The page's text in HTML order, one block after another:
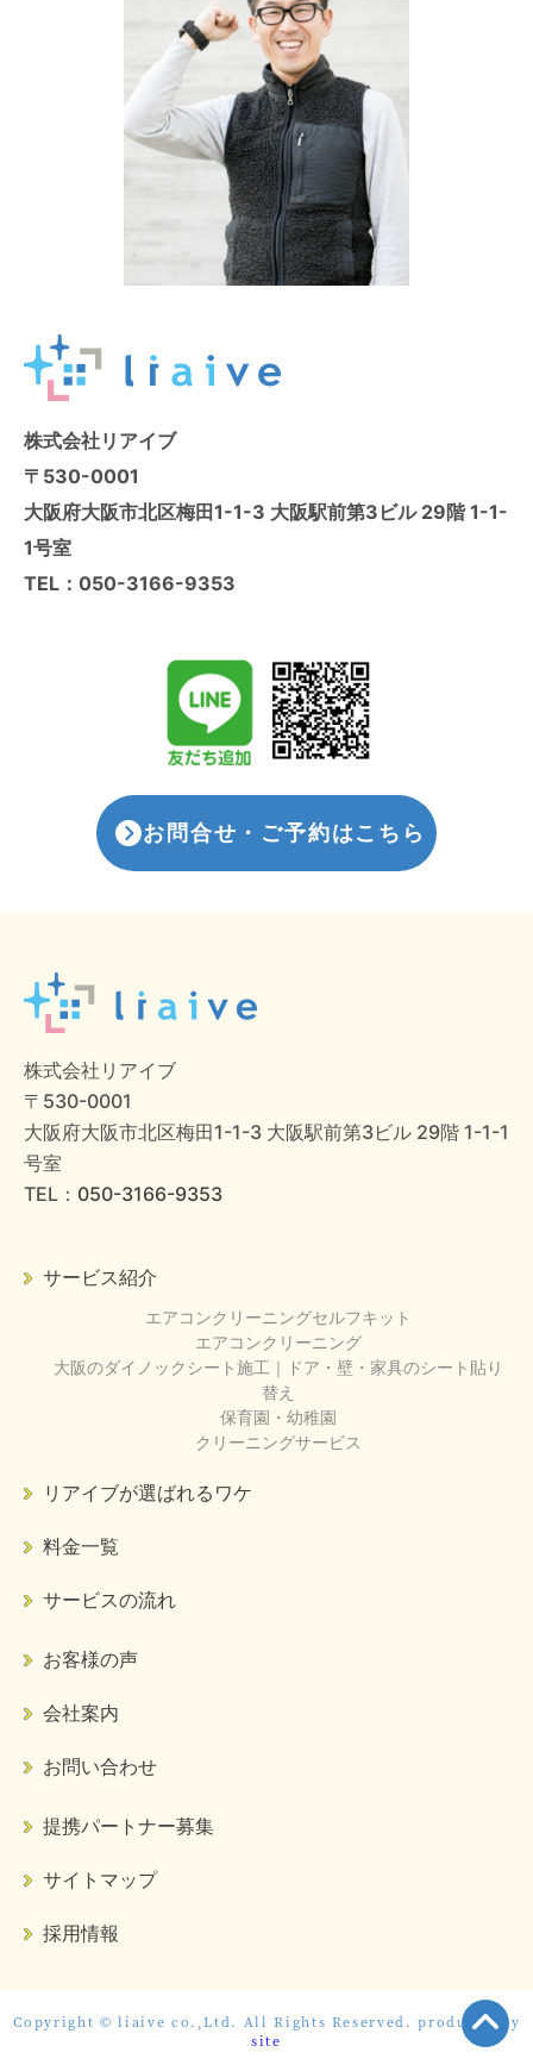
株式会社リアイブ
〒530-0001
大阪府大阪市北区梅田1-1-3 大阪駅前第3ビル 29階 1-1-
1号室
TEL： 050-3166-9353
お問合せ・ご予約はこちら
株式会社リアイブ
〒530-0001
大阪府大阪市北区梅田1-1-3 大阪駅前第3ビル 29階 1-1-1
号室
TEL： 050-3166-9353
サービス紹介
エアコンクリーニングセルフキット
エアコンクリーニング
大阪のダイノックシート施工｜ドア・壁・家具のシート貼り
替え
保育園・幼稚園
クリーニングサービス
リアイブが選ばれるワケ
料金一覧
サービスの流れ
お客様の声
会社案内
お問い合わせ
提携パートナー募集
サイトマップ
採用情報
Copyright © liaive co.,Ltd. All Rights Reserved. produced by
site